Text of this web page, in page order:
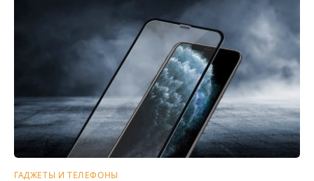
ГАДЖЕТЫ И ТЕЛЕФОНЫ